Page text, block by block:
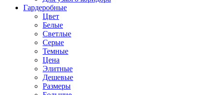
Гардеробные
Цвет
Белые
Светлые
Серые
Темные
Цена
Элитные
Дешевые
Размеры